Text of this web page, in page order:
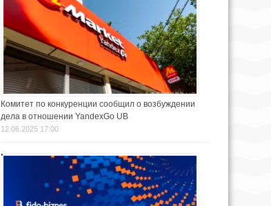
Комитет по конкуренции сообщил о возбуждении
дела в отношении YandexGo UB
12.06.2025 17:00